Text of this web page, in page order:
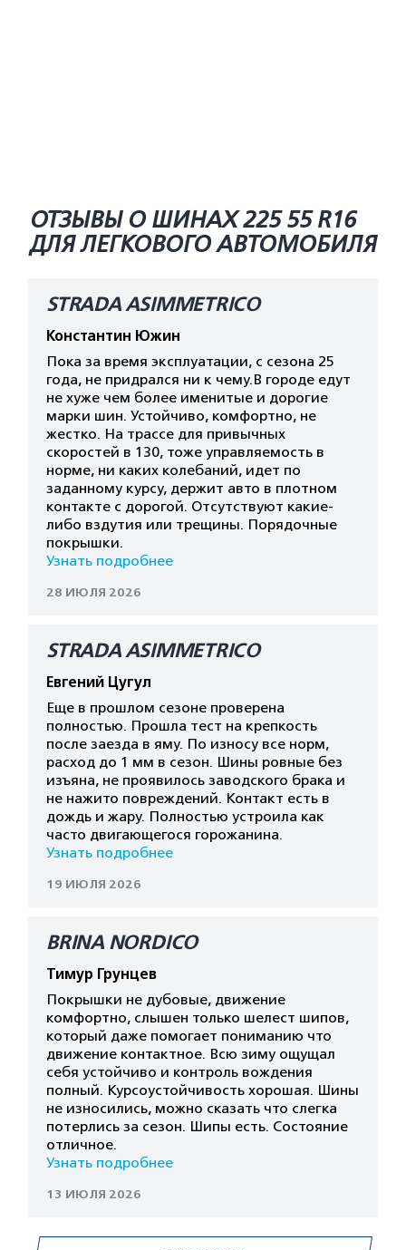
ОТЗЫВЫ О ШИНАХ 225 55 R16
ДЛЯ ЛЕГКОВОГО АВТОМОБИЛЯ
STRADA ASIMMETRICO
Константин Южин
Пока за время эксплуатации, с сезона 25
года, не придрался ни к чему.В городе едут
не хуже чем более именитые и дорогие
марки шин. Устойчиво, комфортно, не
жестко. На трассе для привычных
скоростей в 130, тоже управляемость в
норме, ни каких колебаний, идет по
заданному курсу, держит авто в плотном
контакте с дорогой. Отсутствуют какие-
либо вздутия или трещины. Порядочные
покрышки.
Узнать подробнее
28 ИЮЛЯ 2026
STRADA ASIMMETRICO
Евгений Цугул
Еще в прошлом сезоне проверена
полностью. Прошла тест на крепкость
после заезда в яму. По износу все норм,
расход до 1 мм в сезон. Шины ровные без
изъяна, не проявилось заводского брака и
не нажито повреждений. Контакт есть в
дождь и жару. Полностью устроила как
часто двигающегося горожанина.
Узнать подробнее
19 ИЮЛЯ 2026
BRINA NORDICO
Тимур Грунцев
Покрышки не дубовые, движение
комфортно, слышен только шелест шипов,
который даже помогает пониманию что
движение контактное. Всю зиму ощущал
себя устойчиво и контроль вождения
полный. Курсоустойчивость хорошая. Шины
не износились, можно сказать что слегка
потерлись за сезон. Шипы есть. Состояние
отличное.
Узнать подробнее
13 ИЮЛЯ 2026